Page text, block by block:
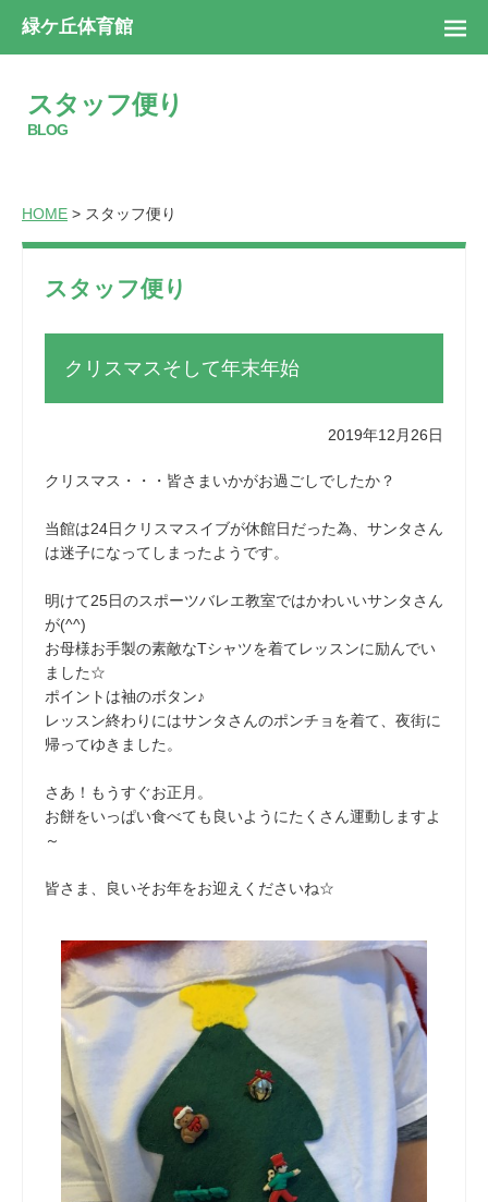
緑ケ丘体育館
スタッフ便り
BLOG
HOME > スタッフ便り
スタッフ便り
クリスマスそして年末年始
2019年12月26日
クリスマス・・・皆さまいかがお過ごしでしたか？
当館は24日クリスマスイブが休館日だった為、サンタさん
は迷子になってしまったようです。
明けて25日のスポーツバレエ教室ではかわいいサンタさん
が(^^)
お母様お手製の素敵なTシャツを着てレッスンに励んでい
ました☆
ポイントは袖のボタン♪
レッスン終わりにはサンタさんのポンチョを着て、夜街に
帰ってゆきました。
さあ！もうすぐお正月。
お餅をいっぱい食べても良いようにたくさん運動しますよ
～
皆さま、良いそお年をお迎えくださいね☆